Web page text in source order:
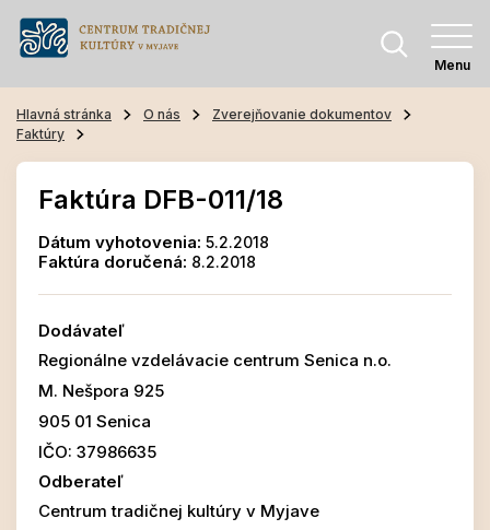
Menu
Hlavná stránka O nás
Zverejňovanie dokumentov
Faktúry
Faktúra DFB-011/18
Dátum vyhotovenia: 5.2.2018
Faktúra doručená: 8.2.2018
Dodávateľ
Regionálne vzdelávacie centrum Senica n.o.
M. Nešpora 925
905 01 Senica
IČO: 37986635
Odberateľ
Centrum tradičnej kultúry v Myjave